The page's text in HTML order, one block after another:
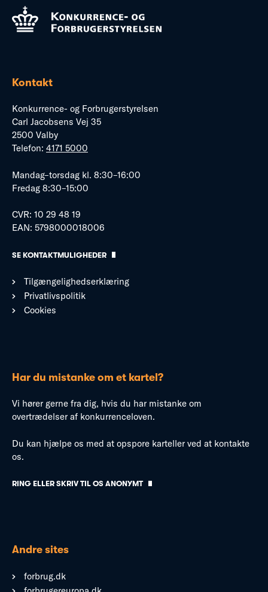
Kontakt
Konkurrence- og Forbrugerstyrelsen
Carl Jacobsens Vej 35
2500 Valby
Telefon: 4171 5000
Mandag–torsdag kl. 8:30–16:00
Fredag 8:30–15:00
CVR: 10 29 48 19
EAN: 5798000018006
SE KONTAKTMULIGHEDER
Tilgængelighedserklæring
Privatlivspolitik
Cookies
Har du mistanke om et kartel?
Vi hører gerne fra dig, hvis du har mistanke om
overtrædelser af konkurrenceloven.
Du kan hjælpe os med at opspore karteller ved at kontakte
os.
RING ELLER SKRIV TIL OS ANONYMT
Andre sites
forbrug.dk